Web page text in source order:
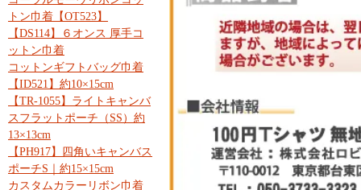
トン巾着【OT523】
【DS114】６オンス 厚手コ
ットン巾着
コットンギフトバッグ巾着
【ID521】約10×15cm
【TR-1055】ライトキャンバ
スフラットポーチ（SS）約
13×13cm
【PH917】四角いキャンバス
ポーチS｜約15×15cm
カスタムカラーリボン巾着